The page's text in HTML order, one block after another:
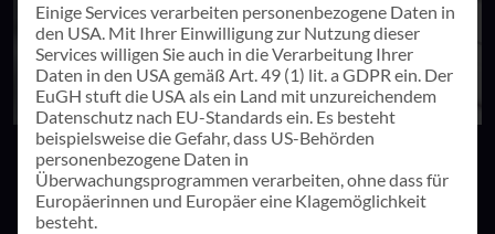
… wenn sie als reines IT-Projekt missverstanden werden,
ohne an den wirklichen Nutzen zu denken.
Einige Services verarbeiten personenbezogene Daten in
den USA. Mit Ihrer Einwilligung zur Nutzung dieser
Services willigen Sie auch in die Verarbeitung Ihrer
Daten in den USA gemäß Art. 49 (1) lit. a GDPR ein. Der
EuGH stuft die USA als ein Land mit unzureichendem
Datenschutz nach EU-Standards ein. Es besteht
beispielsweise die Gefahr, dass US-Behörden
personenbezogene Daten in
Überwachungsprogrammen verarbeiten, ohne dass für
Europäerinnen und Europäer eine Klagemöglichkeit
besteht.